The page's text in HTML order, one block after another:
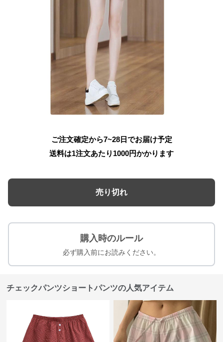
ご注文確定から7~28日でお届け予定
送料は1注文あたり 1000円かかります
売り切れ
購入時のルール
必ず購入前にお読みください。
チェックパンツショートパンツの人気アイテム